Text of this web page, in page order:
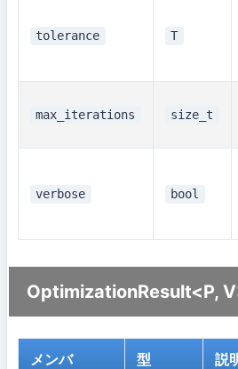
tolerance T
max_iterations size_t
verbose bool
OptimizationResult<P,
メンバ 型 説